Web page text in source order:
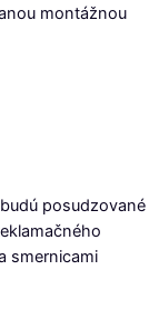
montážnou
posudzované
smernicami